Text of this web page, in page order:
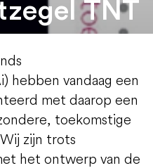
TNT
hebben vandaag een
met daarop een
toekomstige
zijn trots
het ontwerp van de